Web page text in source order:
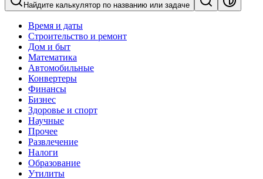
Найдите калькулятор по названию или задаче
Время и даты
Строительство и ремонт
Дом и быт
Математика
Автомобильные
Конвертеры
Финансы
Бизнес
Здоровье и спорт
Научные
Прочее
Развлечение
Налоги
Образование
Утилиты